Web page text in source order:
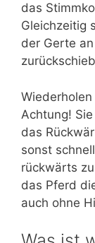
das
Gleichzeitig
der Gerte
Achtung!
das
sonst
rückwärts
das Pferd
auch ohne